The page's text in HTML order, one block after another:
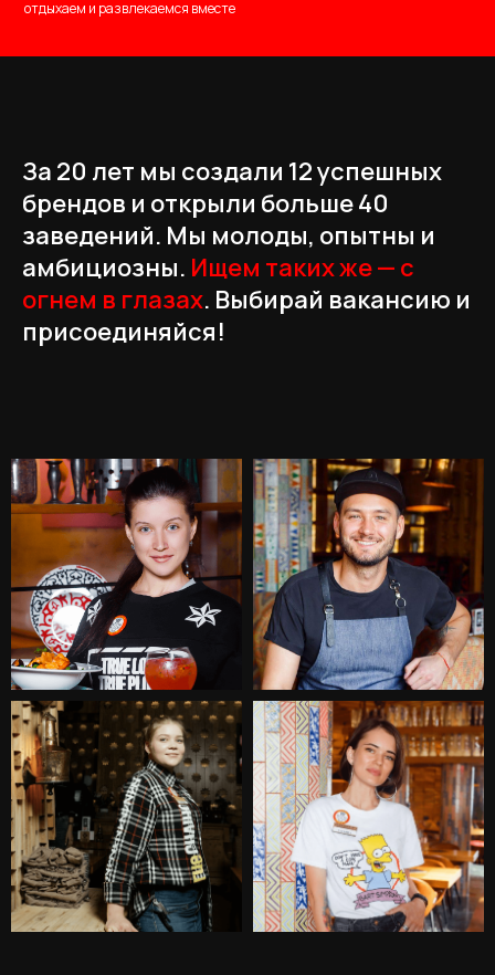
отдыхаем и развлекаемся вместе
За 20 лет мы создали 12 успешных
брендов и открыли больше 40
заведений. Мы молоды, опытны и
амбициозны. Ищем таких же — с
огнем в глазах. Выбирай вакансию и
присоединяйся!